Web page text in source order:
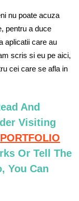
nu poate acuza
pentru a duce
aplicatii care au
scris si eu pe aici,
cei care se afla in
And
Visiting
PORTFOLIO
Or Tell The
You Can